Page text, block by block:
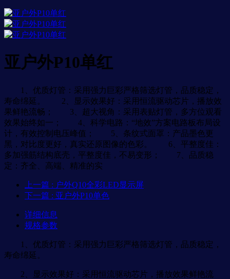
亚户外P10单红
1、优质灯管：采用强力巨彩严格筛选灯管，品质稳定，
寿命绵延。 2、显示效果好：采用恒流驱动芯片，播放效
果鲜艳流畅； 3、超大视角：采用表贴灯管，多方位观看
效果始终如一； 4、科学电路：“地效”方案电路板布局设
计，有效控制电压峰值； 5、条纹式面罩：产品墨色更
黑，对比度更好，真实还原图像的色彩。 6、平整度佳：
多加强筋结构底壳，平整度佳，不易变形； 7、品质稳
定：齐全、高端、精准的实
上一篇 : 户外Q10全彩LED显示屏
下一篇 : 亚户外P10单色
详细信息
规格参数
1、优质灯管：采用强力巨彩严格筛选灯管，品质稳定，
寿命绵延。
2、显示效果好：采用恒流驱动芯片，播放效果鲜艳流